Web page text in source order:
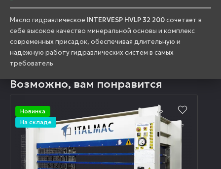
Масло гидравлическое INTERVESP HVLP 32 200сочетает в
себе высокое качество минеральной основы и комплекс
современных присадок, обеспечивая длительную и
надёжную работу гидравлических систем в самых
требователь
Возможно, вам понравится
Новинка
На складе